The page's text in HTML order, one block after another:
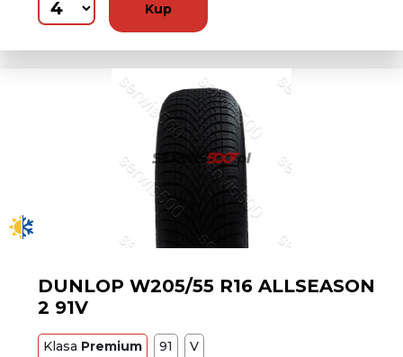
Kup
DUNLOP W205/55 R16 ALLSEASON
2 91V
Klasa Premium 91 V